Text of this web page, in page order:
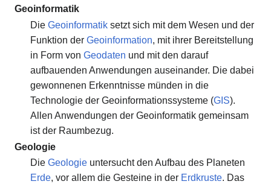
Geoinformatik
Die Geoinformatiksetzt sich mit dem Wesen und der
Funktion der Geoinformation, mit ihrer Bereitstellung
in Form von Geodaten und mit den darauf
aufbauenden Anwendungen auseinander. Die dabei
gewonnenen Erkenntnisse münden in die
Technologie der Geoinformationssysteme (GIS).
Allen Anwendungen der Geoinformatik gemeinsam
ist der Raumbezug.
Geologie
Die Geologieuntersucht den Aufbau des Planeten
Erde, vor allem die Gesteine in der Erdkruste. Das